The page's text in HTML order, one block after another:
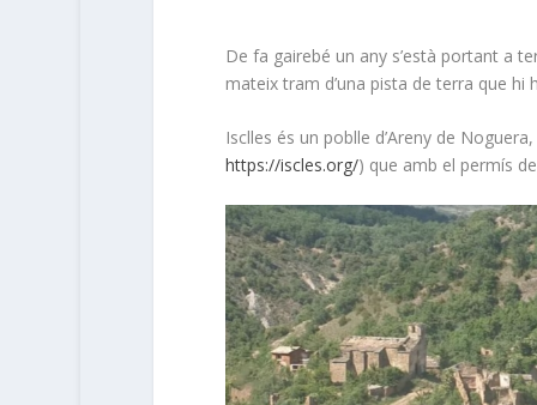
De fa gairebé un any s’està portant a
mateix tram d’una pista de terra que
Isclles és un poblle d’Areny de
https://iscles.org/) que amb el permís